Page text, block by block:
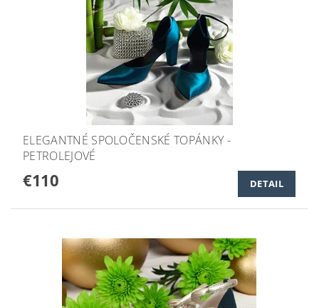
ELEGANTNÉ SPOLOČENSKÉ TOPÁNKY -
PETROLEJOVÉ
€110 DETAIL